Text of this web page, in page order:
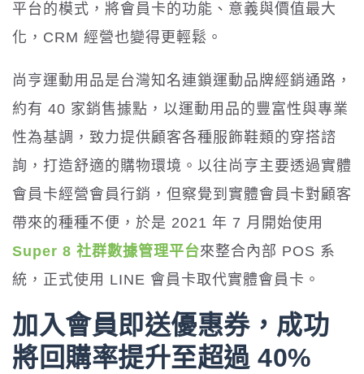
平台的模式，將會員卡的功能、意義與價值最大
化，CRM 經營也變得更輕鬆。
尚亨運動用品是台灣知名連鎖運動品牌經銷通路，
約有 40 家銷售據點，以運動用品的豐富性與專業
性為基調，致力提供顧客各種服飾鞋類的穿搭諮
詢，打造舒適的購物環境。以往尚亨主要透過實體
會員卡經營會員行銷，但察覺到實體會員卡對顧客
帶來的種種不便，於是 2021 年 7 月開始使用
Super 8 社群數據管理平台來整合內部 POS 系
統，正式使用 LINE 會員卡取代實體會員卡。
加入會員即送優惠券，成功
將回購率提升至超過 40%